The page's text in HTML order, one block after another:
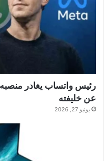
عن خليفته
يونيو 27, 2026